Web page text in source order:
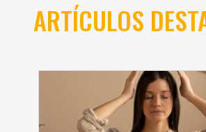
ARTÍCULOS